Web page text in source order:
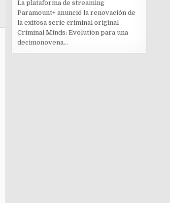
La plataforma de streaming
Paramount+ anunció la renovación de
la exitosa serie criminal original
Criminal Minds: Evolution para una
decimonovena...